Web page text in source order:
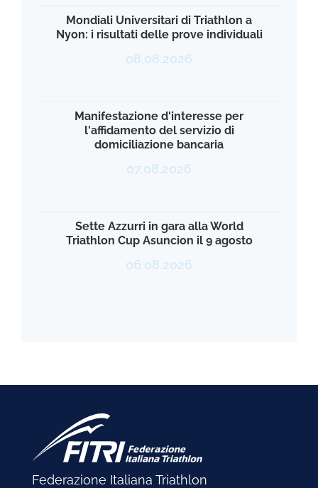
Mondiali Universitari di Triathlon a
Nyon: i risultati delle prove individuali
08.08.2026
Manifestazione d'interesse per
l'affidamento del servizio di
domiciliazione bancaria
07.08.2026
Sette Azzurri in gara alla World
Triathlon Cup Asuncion il 9 agosto
06.08.2026
Federazione Italiana Triathlon